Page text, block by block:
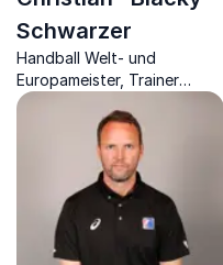
Schwarzer
Handball Welt- und
Europameister, Trainer
sowie Unternehmer über
Motivation und langfristigen